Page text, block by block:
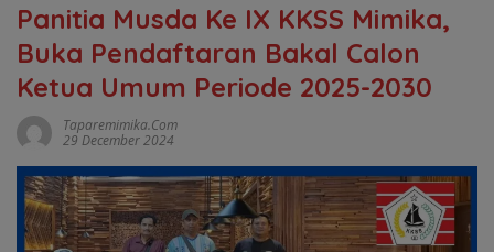
Panitia Musda Ke IX KKSS Mimika,
Buka Pendaftaran Bakal Calon
Ketua Umum Periode 2025-2030
Taparemimika.com
29 December 2024